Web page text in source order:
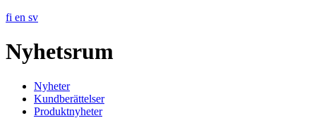
fi en sv
Nyhetsrum
Nyheter
Kundberättelser
Produktnyheter